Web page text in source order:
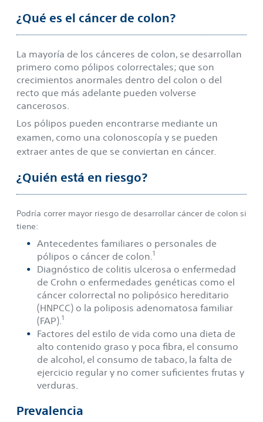
¿Qué es el cáncer de colon?
La mayoría de los cánceres de colon, se desarrollan
primero como pólipos colorrectales; que son
crecimientos anormales dentro del colon o del
recto que más adelante pueden volverse
cancerosos.
Los pólipos pueden encontrarse mediante un
examen, como una colonoscopía y se pueden
extraer antes de que se conviertan en cáncer.
¿Quién está en riesgo?
Podría correr mayor riesgo de desarrollar cáncer de colon si
tiene:
Antecedentes familiares o personales de
pólipos o cáncer de colon.1
Diagnóstico de colitis ulcerosa o enfermedad
de Crohn o enfermedades genéticas como el
cáncer colorrectal no polipósico hereditario
(HNPCC) o la poliposis adenomatosa familiar
(FAP).1
Factores del estilo de vida como una dieta de
alto contenido graso y poca fibra, el consumo
de alcohol, el consumo de tabaco, la falta de
ejercicio regular y no comer suficientes frutas y
verduras.
Prevalencia